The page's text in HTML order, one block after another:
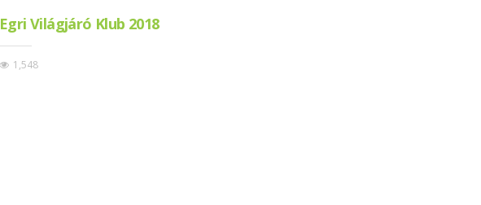
Egri Világjáró Klub 2018
1,548